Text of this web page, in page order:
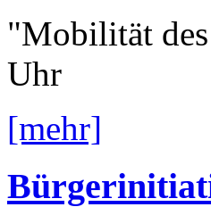
"Mobilität
Uhr
[mehr]